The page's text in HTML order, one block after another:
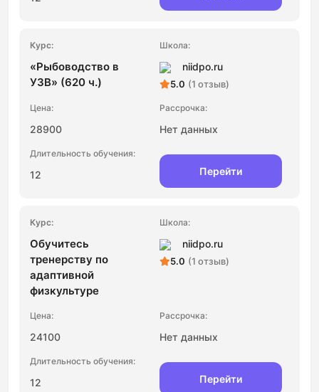
«Рыбоводство в
УЗВ» (620 ч.)
niidpo.ru
5.0 (1 отзыв)
28900 Нет данных
12 Перейти
Обучитесь
тренерству по
адаптивной
физкультуре
niidpo.ru
5.0 (1 отзыв)
24100 Нет данных
12 Перейти